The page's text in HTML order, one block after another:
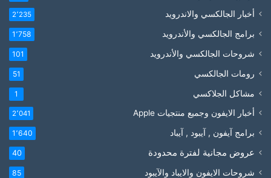
أخبار الجالكسي والاندرويد 2٬235
برامج الجالكسي والأندرويد 1٬758
شروحات الجالكسي والأندرويد 101
رومات الجالكسي 51
مشاكل الجلاكسي 1
أخبار الايفون وجميع منتجيات Apple 2٬041
برامج آيفون , آيبود , آيباد 1٬640
عروض مجانية لفترة محدودة 40
شروحات الايفون والايباد والآيبود 85